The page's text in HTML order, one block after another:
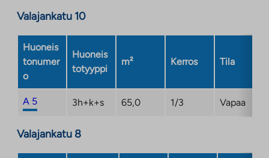
Valajankatu 10
Huoneis
tonumer
o
Huoneis
totyyppi
m² Kerros Tila
A 5 3h+k+s 65,0 1/3 Vapaa
Valajankatu 8